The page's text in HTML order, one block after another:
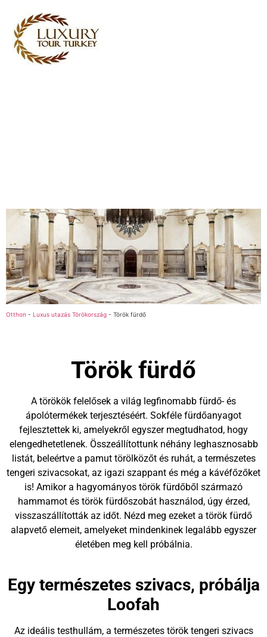
Otthon - Luxus utazás Törökország - Török fürdő
Török fürdő
A törökök felelősek a világ legfinomabb fürdő- és
ápolótermékek terjesztéséért. Sokféle fürdőanyagot
fejlesztettek ki, amelyekről egyszer megtudhatod, hogy
elengedhetetlenek. Összeállítottunk néhány leghasznosabb
listát, beleértve a pamut törölközőt és ruhát, a természetes
tengeri szivacsokat, az igazi szappant és még a kávéfőzőket
is! Amikor a hagyományos török fürdőből származó
hammamot és török fürdőszobát használod, úgy érzed,
visszaszállították az időt. Nézd meg ezeket a török fürdő
alapvető elemeit, amelyeket mindenkinek legalább egyszer
életében meg kell próbálnia.
Egy természetes szivacs, próbálja
Loofah
Az ideális testhullám, a természetes török tengeri szivacs